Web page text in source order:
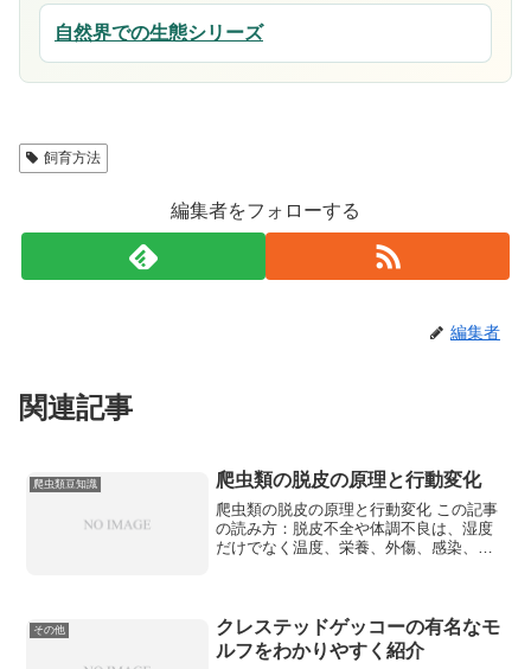
自然界での生態シリーズ
飼育方法
編集者をフォローする
編集者
関連記事
爬虫類豆知識 爬虫類の脱皮の原理と行動変化
爬虫類の脱皮の原理と行動変化 この記事
の読み方：脱皮不全や体調不良は、湿度
だけでなく温度、栄養、外傷、感染、寄
その他
クレステッドゲッコーの有名なモ
ルフをわかりやすく紹介